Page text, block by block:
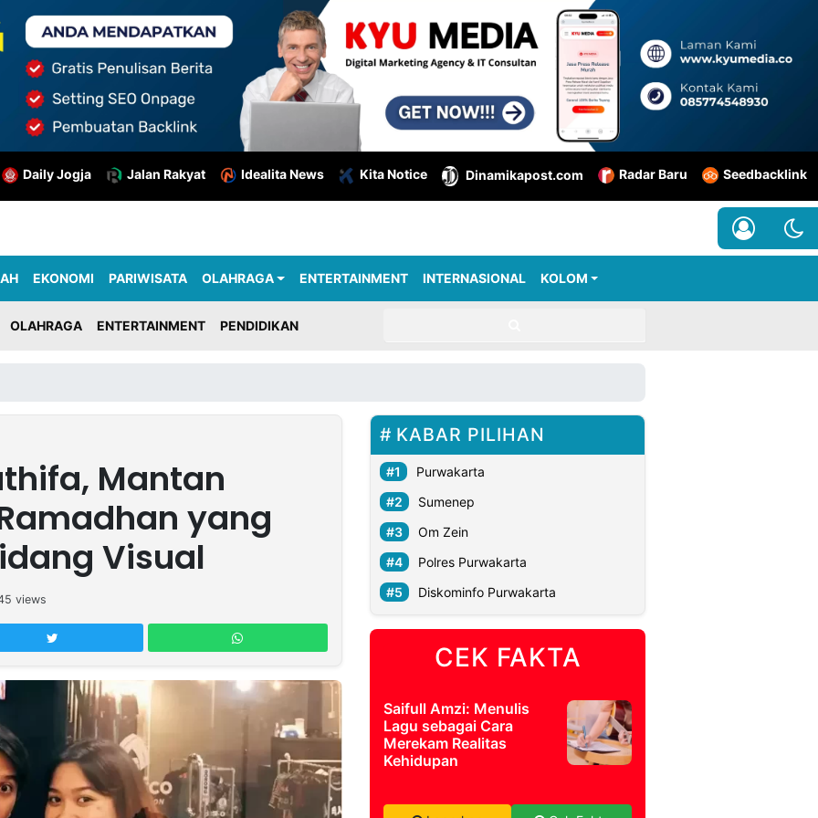
Daily Jogja Jalan Rakyat Idealita News Kita Notice Dinamikapost.com Radar Baru Seedbacklink
EKONOMI PARIWISATA OLAHRAGA ENTERTAINMENT INTERNASIONAL KOLOM
OLAHRAGA ENTERTAINMENT PENDIDIKAN
Mantan
yang
Visual
views
KABAR PILIHAN
Purwakarta
Sumenep
Om Zein
Polres Purwakarta
Diskominfo Purwakarta
CEK FAKTA
Saifull Amzi: Menulis
Lagu sebagai Cara
Merekam Realitas
Kehidupan